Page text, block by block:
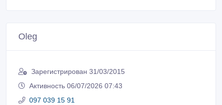
Oleg
Зарегистрирован 31/03/2015
Активность 06/07/2026 07:43
097 039 15 91